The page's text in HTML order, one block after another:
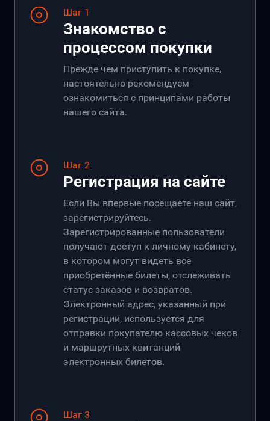
Шаг 1
Знакомство с
процессом покупки
Прежде чем приступить к покупке,
настоятельно рекомендуем
ознакомиться с принципами работы
нашего сайта.
Шаг 2
Регистрация на сайте
Если Вы впервые посещаете наш сайт,
зарегистрируйтесь.
Зарегистрированные пользователи
получают доступ к личному кабинету,
в котором могут видеть все
приобретённые билеты, отслеживать
статус заказов и возвратов.
Электронный адрес, указанный при
регистрации, используется для
отправки покупателю кассовых чеков
и маршрутных квитанций
электронных билетов.
Шаг 3